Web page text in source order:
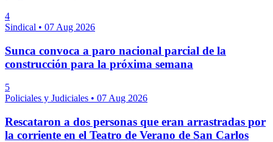
4
Sindical • 07 Aug 2026
Sunca convoca a paro nacional parcial de la
construcción para la próxima semana
5
Policiales y Judiciales • 07 Aug 2026
Rescataron a dos personas que eran arrastradas por
la corriente en el Teatro de Verano de San Carlos